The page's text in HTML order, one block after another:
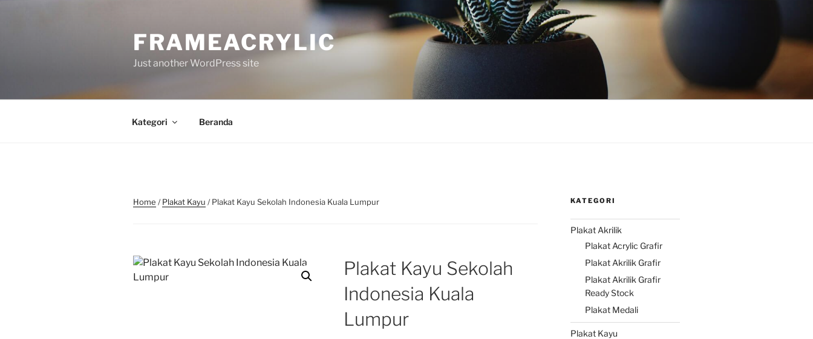
FRAMEACRYLIC
Just another WordPress site
Kategori Beranda
Home /Plakat Kayu / Plakat Kayu Sekolah Indonesia Kuala Lumpur
Plakat Kayu Sekolah
Indonesia Kuala
Lumpur
KATEGORI
Plakat Akrilik
Plakat Acrylic Grafir
Plakat Akrilik Grafir
Plakat Akrilik Grafir
Ready Stock
Plakat Medali
Plakat Kayu